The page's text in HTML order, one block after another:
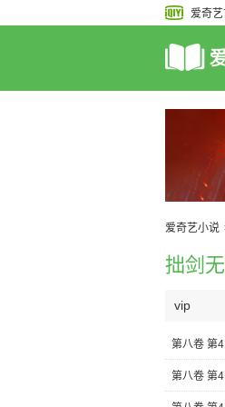
爱奇
爱奇艺小说
拙剑
vip
第八卷 第
第八卷 第